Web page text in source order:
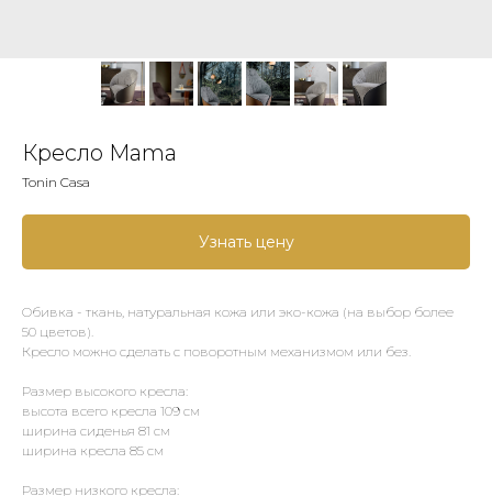
Кресло Mama
Tonin Casa
Узнать цену
Обивка - ткань, натуральная кожа или эко-кожа (на выбор более
50 цветов).
Кресло можно сделать с поворотным механизмом или без.
Размер высокого кресла:
высота всего кресла 109 см
ширина сиденья 81 см
ширина кресла 85 см
Размер низкого кресла: